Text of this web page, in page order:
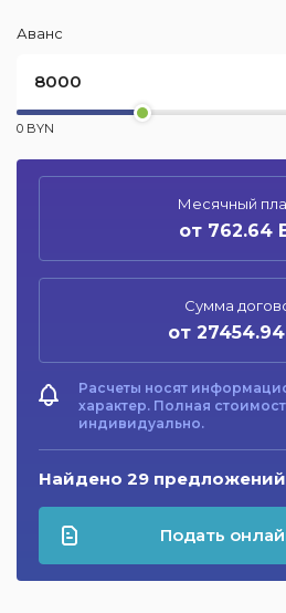
Аванс
0 BYN
Месячный
от 762.64
Сумма
от 27454.94
Расчеты носят
характер. Полная
индивидуально.
Найдено 29 предложений
Подать